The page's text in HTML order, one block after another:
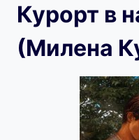
Курорт в
(Милена